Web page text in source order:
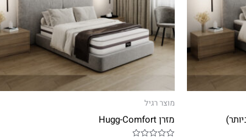
מוצר רגיל
מזרן Hugg-Comfort